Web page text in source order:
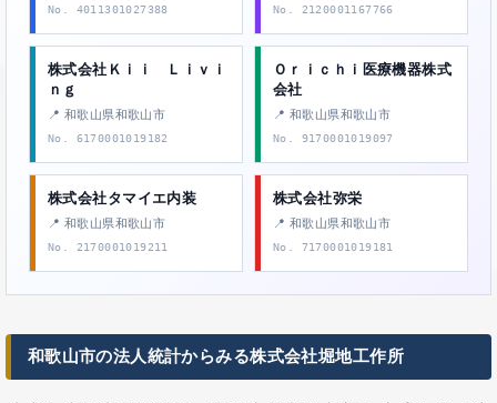
No. 4011301027388 No. 2120001167766
株式会社Ｋｉｉ Ｌｉｖｉ
ｎｇ
📍 和歌山県和歌山市
No. 6170001019182
Ｏｒｉｃｈｉ医療機器株式
会社
📍 和歌山県和歌山市
No. 9170001019097
株式会社タマイエ内装
📍 和歌山県和歌山市
No. 2170001019211
株式会社弥栄
📍 和歌山県和歌山市
No. 7170001019181
和歌山市の法人統計からみる株式会社堀地工作所